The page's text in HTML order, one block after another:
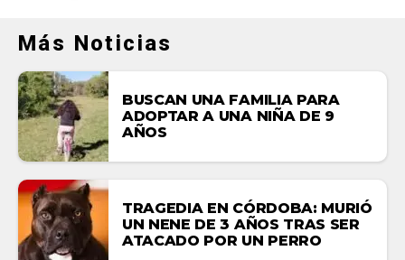
Más Noticias
BUSCAN UNA FAMILIA PARA
ADOPTAR A UNA NIÑA DE 9
AÑOS
TRAGEDIA EN CÓRDOBA: MURIÓ
UN NENE DE 3 AÑOS TRAS SER
ATACADO POR UN PERRO